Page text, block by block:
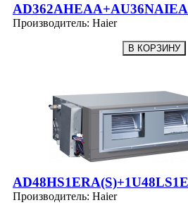
Производитель: Haier
Производитель: Haier